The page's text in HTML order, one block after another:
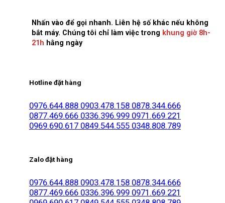
Nhấn vào để gọi nhanh. Liên hệ số khác nếu không
bắt máy. Chúng tôi chỉ làm việc trong khung giờ 8h-
21h hằng ngày
Hotline đặt hàng
0976.644.888 0903.478.158 0878.344.666
0877.469.666 0336.396.999 0971.669.221
0969.690.617 0849.544.555 0348.808.789
Zalo đặt hàng
0976.644.888 0903.478.158 0878.344.666
0877.469.666 0336.396.999 0971.669.221